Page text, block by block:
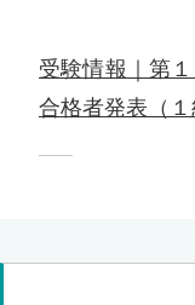
受験情報｜第
合格者発表（１